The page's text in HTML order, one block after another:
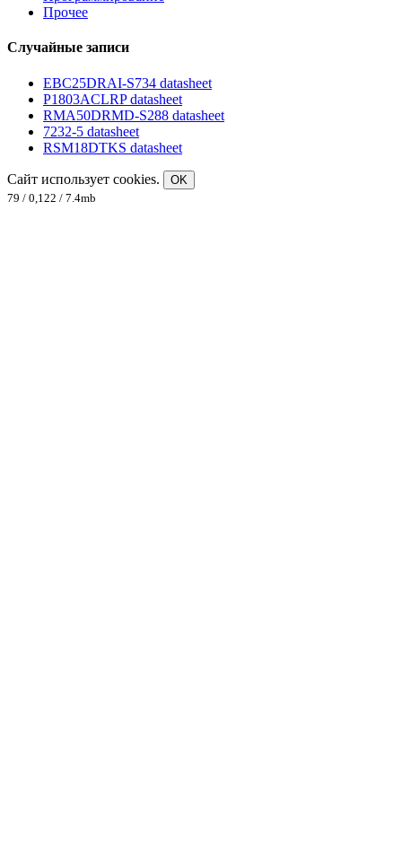
Прочее
Случайные записи
EBC25DRAI-S734 datasheet
P1803ACLRP datasheet
RMA50DRMD-S288 datasheet
7232-5 datasheet
RSM18DTKS datasheet
Сайт использует cookies.
OK
79 / 0,122 / 7.4mb